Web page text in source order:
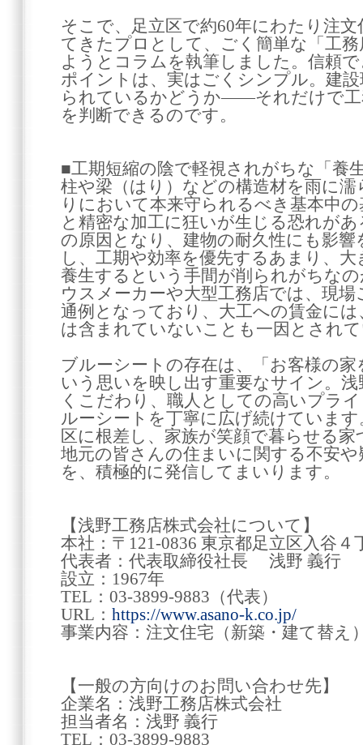
そこで、足立区で約60年にわたり注
てきたプロとして、ごく簡単な「工
ようとコラムを執筆しました。信頼
ポイントは、実はごくシンプル。建
られているかどうか――それだけで工
を判断できるのです。
■工期短縮の陰で軽視されがちな「養
柱や梁（はり）などの構造材を雨に
りにおいて本来守られるべき基本中
と精密な加工に狂いが生じる恐れが
の原因となり、建物の耐久性にも影
し、工期や効率を優先するあまり、
養生するという手間が削られがちな
ウスメーカーや大型工務店では、現
通例となっており、大工への賃金に
は含まれていないことも一因とされ
ブルーシートの存在は、「お客様の
いう思いを映し出す重要なサイン。
くこだわり、職人としての高いプラ
ルーシートを丁寧に広げ続けていま
区に根差し、家族が笑顔で暮らせる
地元の皆さんの住まいに関する不安
を、積極的に発信してまいります。
【浅野工務店株式会社について】
本社：〒121-0836 東京都足立区入谷４
代表者：代表取締役社長 浅野 義行
設立：1967年
TEL：03-3899-9883（代表）
URL： https://www.asano-k.co.jp/
事業内容：注文住宅（新築・建て替え
【一般の方向けのお問い合わせ先】
企業名：浅野工務店株式会社
担当者名：浅野 義行
TEL：03-3899-9883